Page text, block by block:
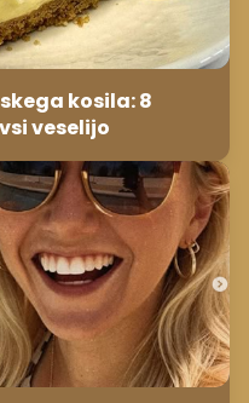
kosila: 8
veselijo